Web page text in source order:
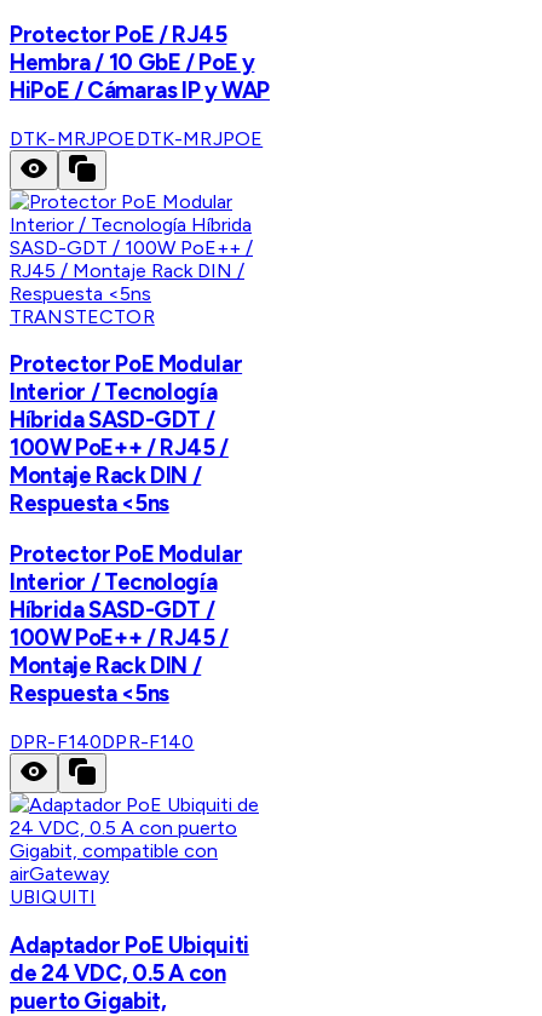
Protector PoE / RJ45
Hembra / 10 GbE / PoE y
HiPoE / Cámaras IP y WAP
DTK-MRJPOEDTK-MRJPOE
TRANSTECTOR
Protector PoE Modular
Interior / Tecnología
Híbrida SASD-GDT /
100W PoE++ / RJ45 /
Montaje Rack DIN /
Respuesta <5ns
Protector PoE Modular
Interior / Tecnología
Híbrida SASD-GDT /
100W PoE++ / RJ45 /
Montaje Rack DIN /
Respuesta <5ns
DPR-F140DPR-F140
UBIQUITI
Adaptador PoE Ubiquiti
de 24 VDC, 0.5 A con
puerto Gigabit,